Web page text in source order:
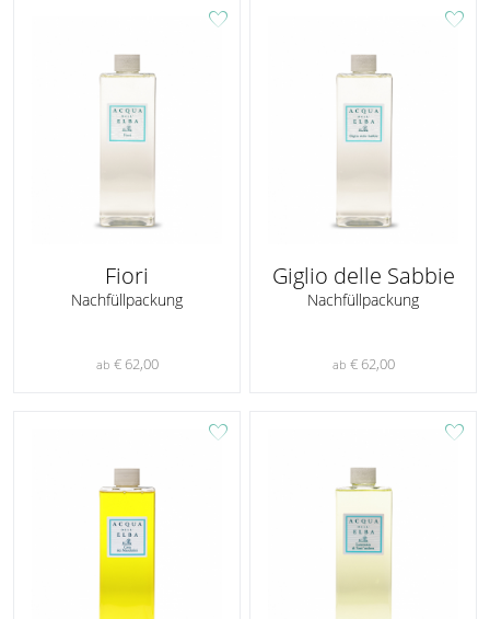
favorite
Fiori
Nachfüllpackung
ab € 62,00
favorite
Giglio delle Sabbie
Nachfüllpackung
ab € 62,00
favorite favorite